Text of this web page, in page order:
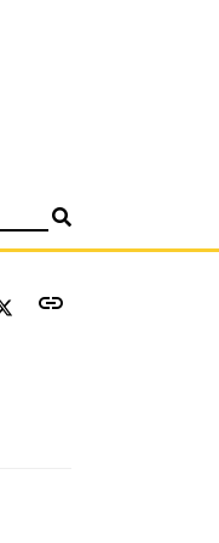
link